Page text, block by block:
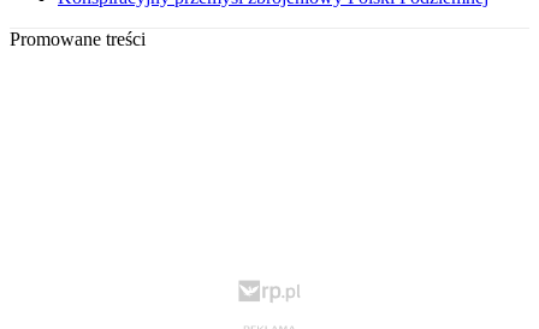
Promowane treści